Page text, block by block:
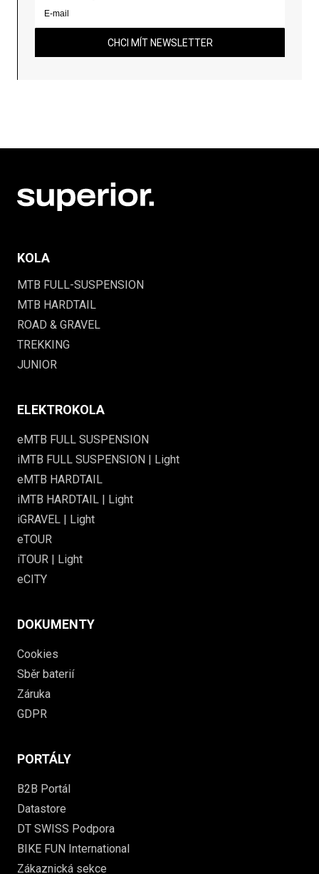
CHCI MÍT NEWSLETTER
KOLA
MTB FULL-SUSPENSION
MTB HARDTAIL
ROAD & GRAVEL
TREKKING
JUNIOR
ELEKTROKOLA
eMTB FULL SUSPENSION
iMTB FULL SUSPENSION | Light
eMTB HARDTAIL
iMTB HARDTAIL | Light
iGRAVEL | Light
eTOUR
iTOUR | Light
eCITY
DOKUMENTY
Cookies
Sběr baterií
Záruka
GDPR
PORTÁLY
B2B Portál
Datastore
DT SWISS Podpora
BIKE FUN International
Zákaznická sekce